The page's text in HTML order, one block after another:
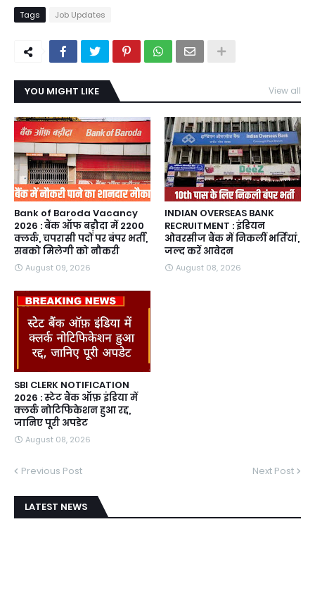
Tags Job Updates
YOU MIGHT LIKE View all
Bank of Baroda Vacancy
2026 : बैंक ऑफ बड़ौदा में 2200
क्लर्क, चपरासी पदों पर बंपर भर्ती,
सबको मिलेगी को नौकरी
August 09, 2026
INDIAN OVERSEAS BANK
RECRUITMENT : इंडियन
ओवरसीज बैंक में निकलीं भर्तियां,
जल्द करें आवेदन
August 08, 2026
SBI CLERK NOTIFICATION
2026 : स्टेट बैंक ऑफ़ इंडिया में
क्लर्क नोटिफिकेशन हुआ रद्द,
जानिए पूरी अपडेट
August 08, 2026
Previous Post Next Post
LATEST NEWS